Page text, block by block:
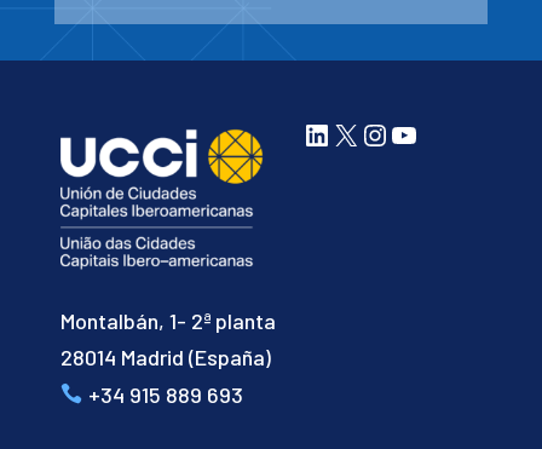
Montalbán, 1- 2ª planta
28014 Madrid (España)
+34 915 889 693
LinkedIn
X Instagram
YouTube